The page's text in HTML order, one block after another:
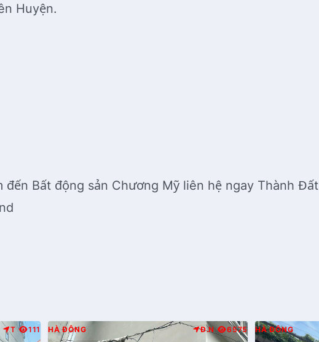
Huyện.
Bất động sản Chương Mỹ liên hệ ngay Thành Đất
T 111 HÀ ĐÔNG Đ.N 6575 HÀ ĐÔNG